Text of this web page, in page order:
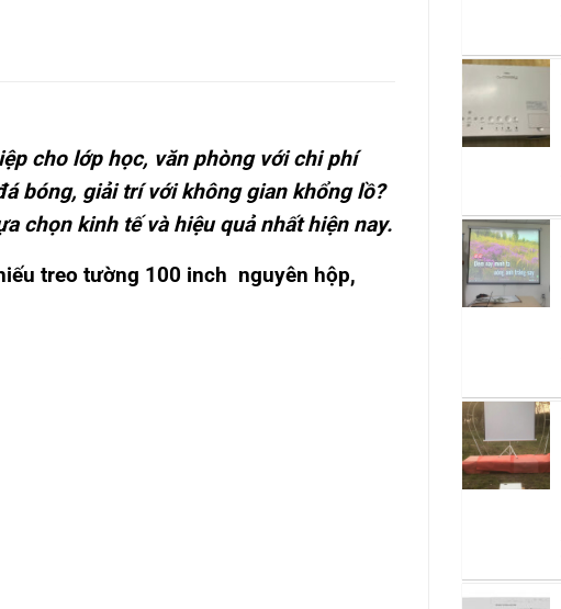
cho lớp học, văn phòng với chi phí
bóng, giải trí với không gian khổng lồ?
chọn kinh tế và hiệu quả nhất hiện nay.
treo tường 100 inch nguyên hộp,